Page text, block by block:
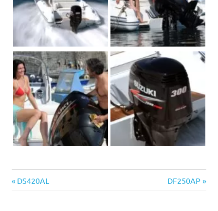
Bejegyzés
Previous
Post:
DS420AL
Next
Post:
DF250AP